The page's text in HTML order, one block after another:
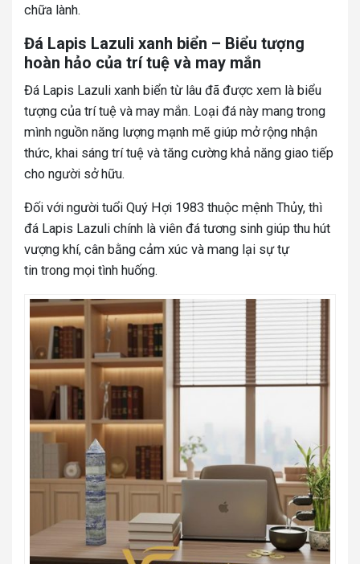
chữa lành.
Đá Lapis Lazuli xanh biển – Biểu tượng
hoàn hảo của trí tuệ và may mắn
Đá Lapis Lazuli xanh biển từ lâu đã được xem là biểu
tượng của trí tuệ và may mắn. Loại đá này mang trong
mình nguồn năng lượng mạnh mẽ giúp mở rộng nhận
thức, khai sáng trí tuệ và tăng cường khả năng giao tiếp
cho người sở hữu.
Đối với người tuổi Quý Hợi 1983 thuộc mệnh Thủy, thì
đá Lapis Lazuli chính là viên đá tương sinh giúp thu hút
vượng khí, cân bằng cảm xúc và mang lại sự tự
tin trong mọi tình huống.